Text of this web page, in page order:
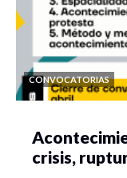
CONVOCATORIAS
crisis,